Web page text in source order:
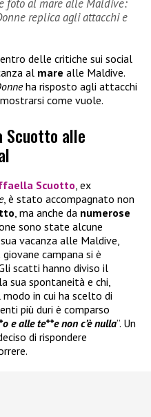
foto al mare alle Maldive:
replica agli attacchi e
delle critiche sui social
al mare alle Maldive.
ha risposto agli attacchi
come vuole.
Scuotto alle
Scuotto , ex
, è stato accompagnato non
, ma anche da numerose
sono state alcune
vacanza alle Maldive,
campana si è
scatti hanno diviso il
sua spontaneità e chi,
in cui ha scelto di
più duri è comparso
e alle te**e non c’è nulla”. Un
di rispondere